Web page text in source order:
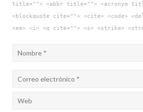
title=""> <abbr title=""> <acronym
<blockquote cite=""> <cite> <code>
<em> <i> <q cite=""> <s> <strike>